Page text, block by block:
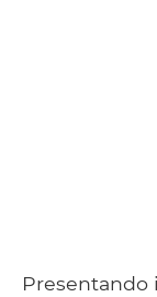
Presentando